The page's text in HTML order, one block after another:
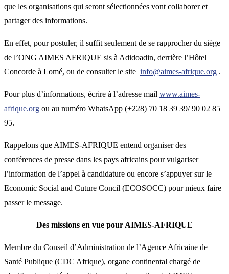
que les organisations qui seront sélectionnées vont collaborer et
partager des informations.
En effet, pour postuler, il suffit seulement de se rapprocher du siège
de l’ONG AIMES AFRIQUE sis à Adidoadin, derrière l’Hôtel
Concorde à Lomé, ou de consulter le site info@aimes-afrique.org .
Pour plus d’informations, écrire à l’adresse mail www.aimes-
afrique.org ou au numéro WhatsApp (+228) 70 18 39 39/ 90 02 85
95.
Rappelons que AIMES-AFRIQUE entend organiser des
conférences de presse dans les pays africains pour vulgariser
l’information de l’appel à candidature ou encore s’appuyer sur le
Economic Social and Cuture Concil (ECOSOCC) pour mieux faire
passer le message.
Des missions en vue pour AIMES-AFRIQUE
Membre du Conseil d’Administration de l’Agence Africaine de
Santé Publique (CDC Afrique), organe continental chargé de